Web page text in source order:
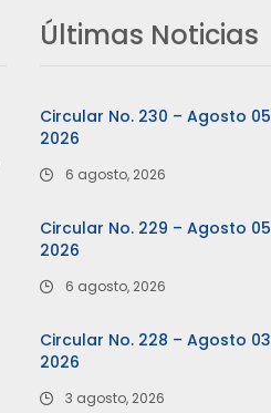
Últimas Noticias
Circular No. 230 – Agosto
2026
6 agosto, 2026
Circular No. 229 – Agosto
2026
6 agosto, 2026
Circular No. 228 – Agosto
2026
3 agosto, 2026